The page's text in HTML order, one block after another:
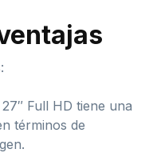
Full HD tiene una
términos de